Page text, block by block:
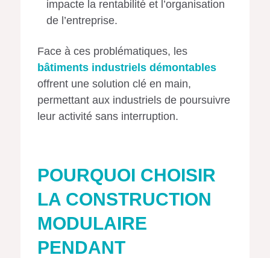
impacte la rentabilité et l’organisation
de l’entreprise.
Face à ces problématiques, les
bâtiments industriels démontables
offrent une solution clé en main,
permettant aux industriels de poursuivre
leur activité sans interruption.
POURQUOI CHOISIR
LA CONSTRUCTION
MODULAIRE
PENDANT